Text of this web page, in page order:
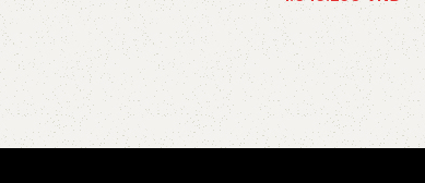
Thêm vào giỏ hàng
Thêm vào giỏ hàng